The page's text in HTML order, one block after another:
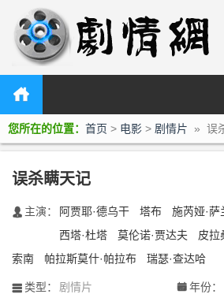
您所在的位置： 首页 > 电影 > 剧情片 » 误
误杀瞒天记
󰃖 主演： 阿贾耶·德乌干 塔布 施芮娅·萨
西塔·杜塔
莫伦诺·贾达夫 皮拉
索南
帕拉斯莫什·帕拉布 瑞瑟·查达哈
󰁣 年份：
󰀥 类型： 剧情片